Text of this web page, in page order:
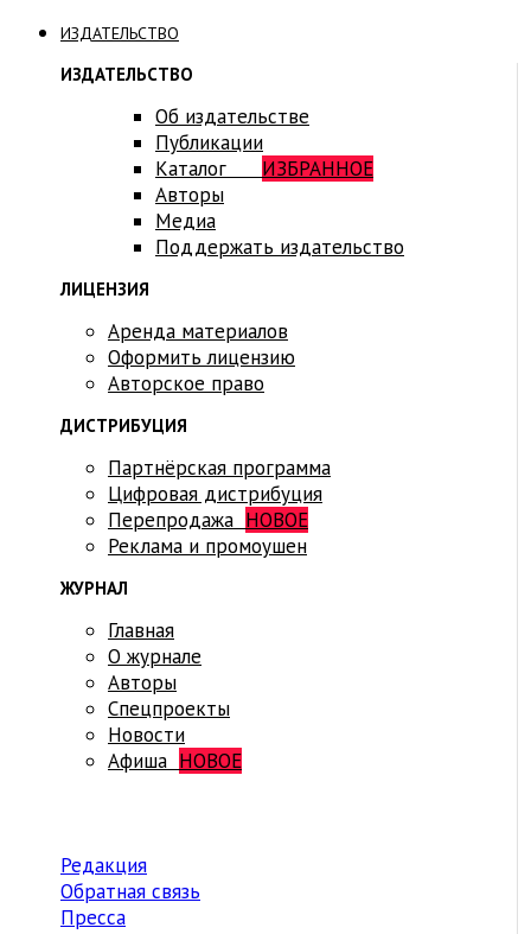
ИЗДАТЕЛЬСТВО
ИЗДАТЕЛЬСТВО
Об издательстве
Публикации
Каталог ИЗБРАННОЕ
Авторы
Медиа
Поддержать издательство
ЛИЦЕНЗИЯ
Аренда материалов
Оформить лицензию
Авторское право
ДИСТРИБУЦИЯ
Партнёрская программа
Цифровая дистрибуция
Перепродажа НОВОЕ
Реклама и промоушен
ЖУРНАЛ
Главная
О журнале
Авторы
Спецпроекты
Новости
Афиша НОВОЕ
Редакция
Обратная связь
Пресса